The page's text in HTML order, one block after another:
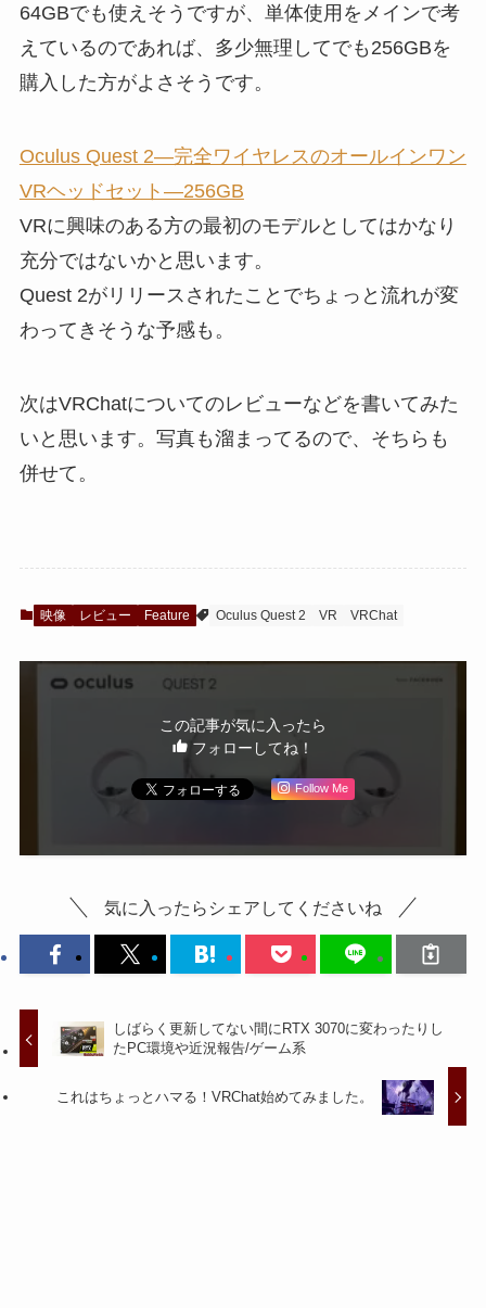
64GBでも使えそうですが、単体使用をメインで考
えているのであれば、多少無理してでも256GBを
購入した方がよさそうです。
Oculus Quest 2—完全ワイヤレスのオールインワン
VRヘッドセット—256GB
VRに興味のある方の最初のモデルとしてはかなり
充分ではないかと思います。
Quest 2がリリースされたことでちょっと流れが変
わってきそうな予感も。
次はVRChatについてのレビューなどを書いてみた
いと思います。写真も溜まってるので、そちらも
併せて。
映像 レビュー Feature Oculus Quest 2 VR VRChat
この記事が気に入ったら
フォローしてね！
Follow Me
気に入ったらシェアしてくださいね
しばらく更新してない間にRTX 3070に変わったりし
たPC環境や近況報告/ゲーム系
これはちょっとハマる！VRChat始めてみました。